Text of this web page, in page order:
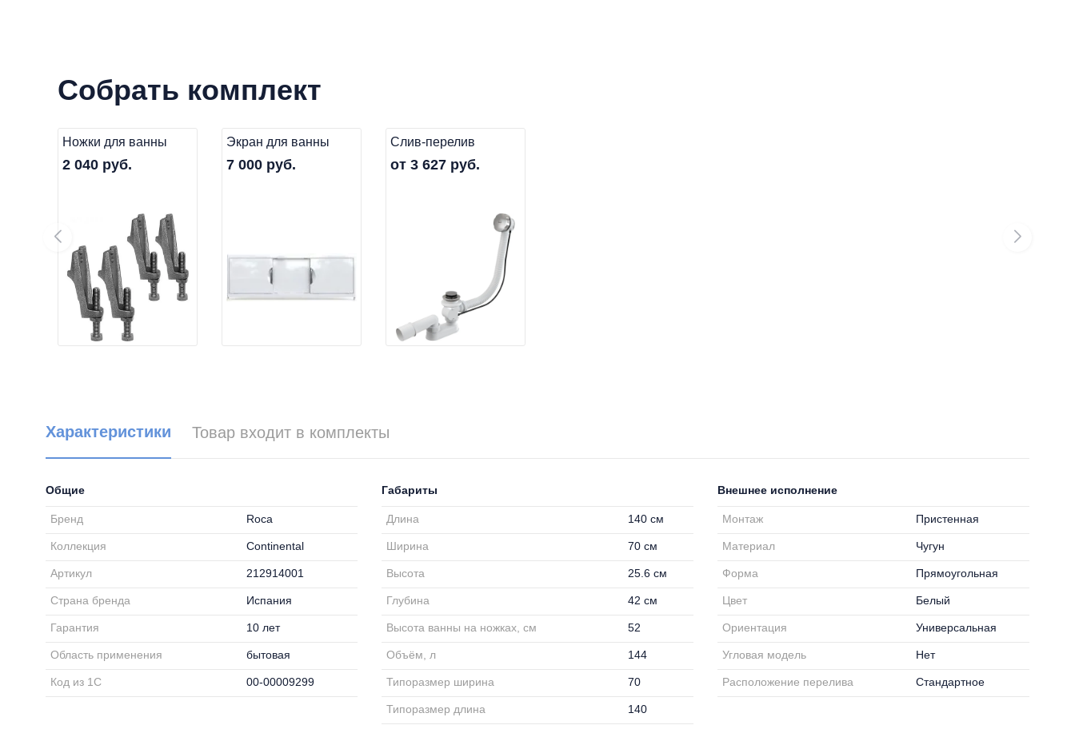
Собрать комплект
Ножки для ванны
2 040 руб.
Экран для ванны
7 000 руб.
Слив-перелив
от 3 627 руб.
Характеристики Товар входит в комплекты
Общие
Бренд Roca
Коллекция Continental
Артикул 212914001
Страна бренда Испания
Гарантия 10 лет
Область применения бытовая
Код из 1С 00-00009299
Габариты
Длина 140 см
Ширина 70 см
Высота 25.6 см
Глубина 42 см
Высота ванны на ножках, см 52
Объём, л 144
Типоразмер ширина 70
Типоразмер длина 140
Внешнее исполнение
Монтаж Пристенная
Материал Чугун
Форма Прямоугольная
Цвет Белый
Ориентация Универсальная
Угловая модель Нет
Расположение перелива Стандартное